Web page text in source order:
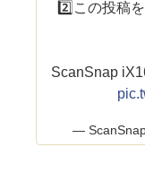
2️⃣この投稿
ScanSnap
—